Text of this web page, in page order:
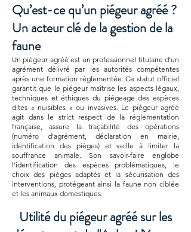
Qu’est-ce qu’un piégeur agréé ?
Un acteur clé de la gestion de la
faune
Un piégeur agréé est un professionnel titulaire d’un
agrément délivré par les autorités compétentes
après une formation réglementée. Ce statut officiel
garantit que le piégeur maîtrise les aspects légaux,
techniques et éthiques du piégeage des espèces
dites « nuisibles » ou invasives. Le piégeur agréé
agit dans le strict respect de la réglementation
française, assure la traçabilité des opérations
(numéro d’agrément, déclaration en mairie,
identification des pièges) et veille à limiter la
souffrance animale. Son savoir-faire englobe
l’identification des espèces problématiques, le
choix des pièges adaptés et la sécurisation des
interventions, protégeant ainsi la faune non ciblée
et les animaux domestiques.
Utilité du piégeur agréé sur les